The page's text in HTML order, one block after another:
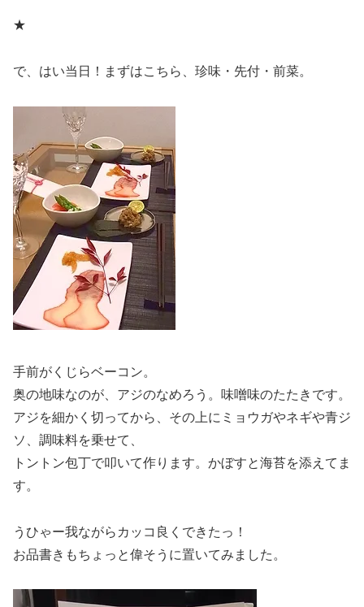
★
で、はい当日！まずはこちら、珍味・先付・前菜。
手前がくじらベーコン。
奥の地味なのが、アジのなめろう。味噌味のたたきです。
アジを細かく切ってから、その上にミョウガやネギや青ジ
ソ、調味料を乗せて、
トントン包丁で叩いて作ります。かぼすと海苔を添えてま
す。
うひゃー我ながらカッコ良くできたっ！
お品書きもちょっと偉そうに置いてみました。